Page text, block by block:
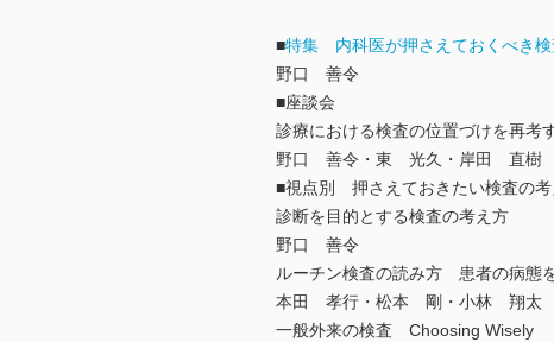
■特集 内科医が押さえておくべき検
野口 善令
■座談会
診療における検査の位置づけを再考
野口 善令・東 光久・岸田 直樹
■視点別 押さえておきたい検査の考
診断を目的とする検査の考え方
野口 善令
ルーチン検査の読み方 患者の病態
本田 孝行・松本 剛・小林 翔太
一般外来の検査 Choosing Wisely